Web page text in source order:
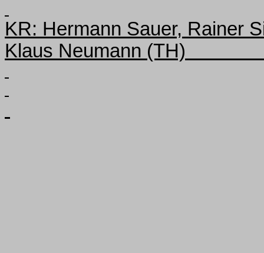
KR: Hermann Sauer, Rainer
Klaus Neumann (TH)